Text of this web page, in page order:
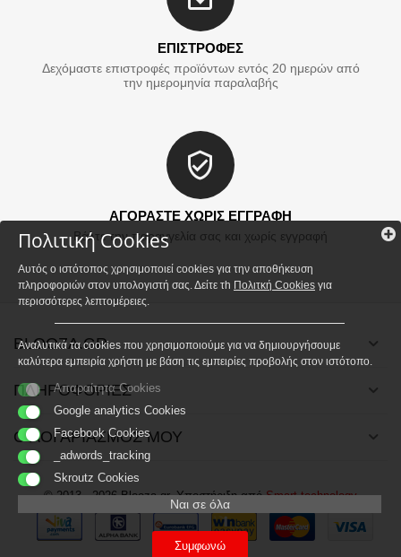
ΕΠΙΣΤΡΟΦΕΣ
Δεχόμαστε επιστροφές προϊόντων εντός 20 ημερών από
την ημερομηνία παραλαβής
ΑΓΟΡΑΣΤΕ ΧΩΡΙΣ ΕΓΓΡΑΦΗ
Βάλτε την παραγγελία σας και χωρίς εγγραφή
BLOOZA.GR
ΠΛΗΡΟΦΟΡΙΕΣ
Ο ΛΟΓΑΡΙΑΣΜΟΣ ΜΟΥ
© 2013 - 2026 Blooza.gr. Υποστήριξη απόSmart technology
Πολιτική Cookies
Αυτός ο ιστότοπος χρησιμοποιεί cookies για την αποθήκευση
πληροφοριών στον υπολογιστή σας. Δείτε τh Πολιτκή Cookies για
περισσότερες λεπτομέρειες.
Αναλυτικά τα cookies που χρησιμοποιούμε για να δημιουργήσουμε
καλύτερα εμπειρία χρήστη με βάση τις εμπειρίες προβολής στον ιστότοπο.
Απαραίτητα Cookies
Google analytics Cookies
Facebook Cookies
_adwords_tracking
Skroutz Cookies
Ναι σε όλα
Συμφωνώ